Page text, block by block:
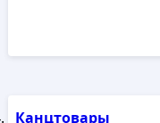
Канцтовары